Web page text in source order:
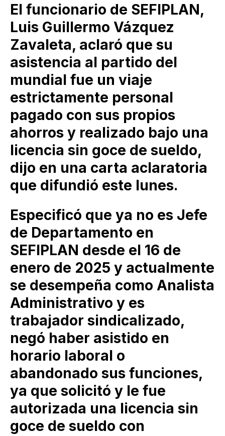
El funcionario de SEFIPLAN,
Luis Guillermo Vázquez
Zavaleta, aclaró que su
asistencia al partido del
mundial fue un viaje
estrictamente personal
pagado con sus propios
ahorros y realizado bajo una
licencia sin goce de sueldo,
dijo en una carta aclaratoria
que difundió este lunes.
Especificó que ya no es Jefe
de Departamento en
SEFIPLAN desde el 16 de
enero de 2025 y actualmente
se desempeña como Analista
Administrativo y es
trabajador sindicalizado,
negó haber asistido en
horario laboral o
abandonado sus funciones,
ya que solicitó y le fue
autorizada una licencia sin
goce de sueldo con